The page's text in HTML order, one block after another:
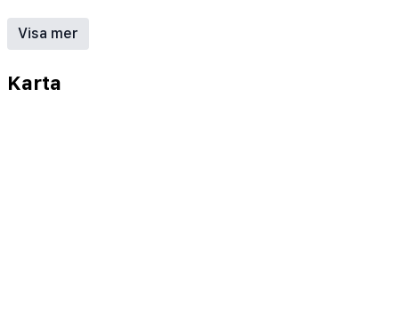
Alanya. Utrustningen i gymmet är toppmodern
från TechnoGym och här finns en personlig
tränare som du mot avgift kan anlita för råd och
Visa mer
Karta